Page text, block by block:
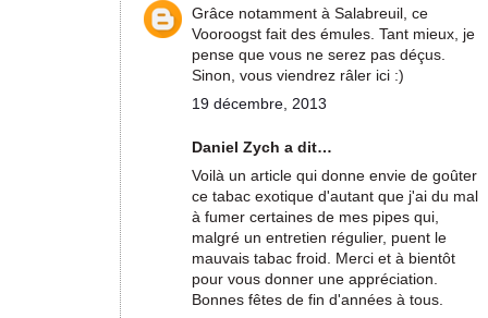
Grâce notamment à Salabreuil, ce
Vooroogst fait des émules. Tant mieux, je
pense que vous ne serez pas déçus.
Sinon, vous viendrez râler ici :)
19 décembre, 2013
Daniel Zych a dit…
Voilà un article qui donne envie de goûter
ce tabac exotique d'autant que j'ai du mal
à fumer certaines de mes pipes qui,
malgré un entretien régulier, puent le
mauvais tabac froid. Merci et à bientôt
pour vous donner une appréciation.
Bonnes fêtes de fin d'années à tous.